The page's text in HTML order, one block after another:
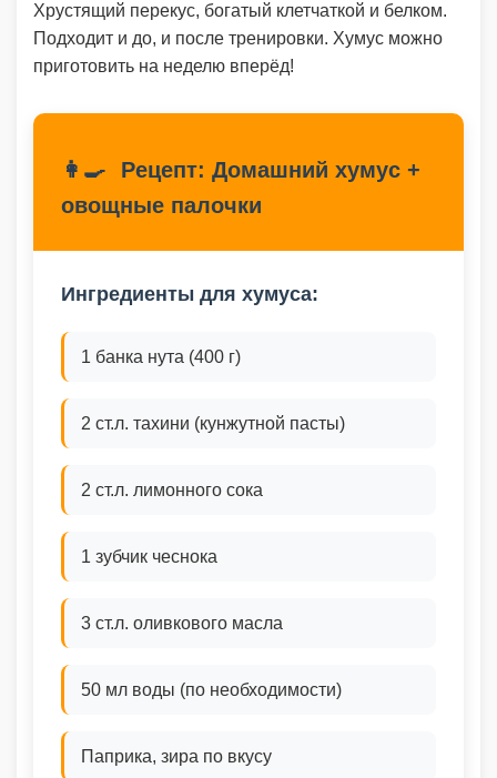
Хрустящий перекус, богатый клетчаткой и белком.
Подходит и до, и после тренировки. Хумус можно
приготовить на неделю вперёд!
👩‍🍳
Рецепт: Домашний хумус +
овощные палочки
Ингредиенты для хумуса:
1 банка нута (400 г)
2 ст.л. тахини (кунжутной пасты)
2 ст.л. лимонного сока
1 зубчик чеснока
3 ст.л. оливкового масла
50 мл воды (по необходимости)
Паприка, зира по вкусу